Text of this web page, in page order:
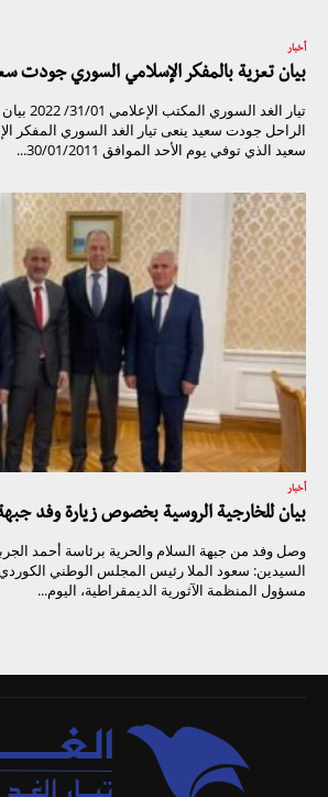
أخبار
بيان تعزية بالمفكر الإسلامي السوري جودت
تيار الغد
الراحل جودت سعيد ينعى تيار الغد السوري المفكر
سعيد الذي توفي يوم الأحد الموافق 30/01/2011...
أخبار
بيان للخارجية الروسية بخصوص زيارة وفد
وصل وفد من جبهة السلام والحرية برئاسة أحمد
السيدين: سعود الملا رئيس المجلس الوطني
مسؤول المنظمة الآثورية الديمقراطية، اليوم...